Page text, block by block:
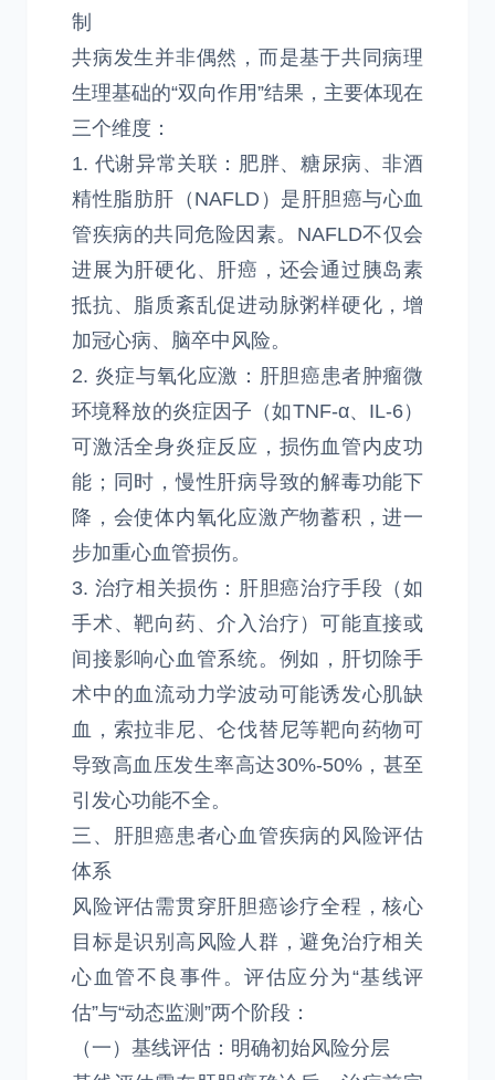
制
共病发生并非偶然，而是基于共同病理
生理基础的“双向作用”结果，主要体现在
三个维度：
1. 代谢异常关联：肥胖、糖尿病、非酒
精性脂肪肝（NAFLD）是肝胆癌与心血
管疾病的共同危险因素。NAFLD不仅会
进展为肝硬化、肝癌，还会通过胰岛素
抵抗、脂质紊乱促进动脉粥样硬化，增
加冠心病、脑卒中风险。
2. 炎症与氧化应激：肝胆癌患者肿瘤微
环境释放的炎症因子（如TNF-α、IL-6）
可激活全身炎症反应，损伤血管内皮功
能；同时，慢性肝病导致的解毒功能下
降，会使体内氧化应激产物蓄积，进一
步加重心血管损伤。
3. 治疗相关损伤：肝胆癌治疗手段（如
手术、靶向药、介入治疗）可能直接或
间接影响心血管系统。例如，肝切除手
术中的血流动力学波动可能诱发心肌缺
血，索拉非尼、仑伐替尼等靶向药物可
导致高血压发生率高达30%-50%，甚至
引发心功能不全。
三、肝胆癌患者心血管疾病的风险评估
体系
风险评估需贯穿肝胆癌诊疗全程，核心
目标是识别高风险人群，避免治疗相关
心血管不良事件。评估应分为“基线评
估”与“动态监测”两个阶段：
（一）基线评估：明确初始风险分层